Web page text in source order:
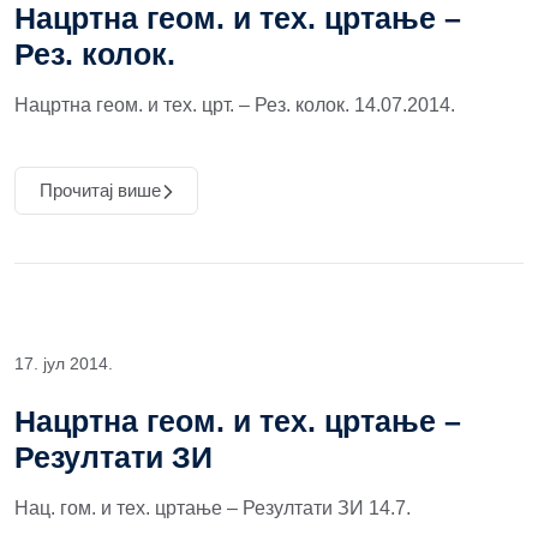
Нацртна геом. и тех. цртање –
Рез. колок.
Нацртна геом. и тех. црт. – Рез. колок. 14.07.2014.
Прочитај више
17. јул 2014.
Нацртна геом. и тех. цртање –
Резултати ЗИ
Нац. гом. и тех. цртање – Резултати ЗИ 14.7.